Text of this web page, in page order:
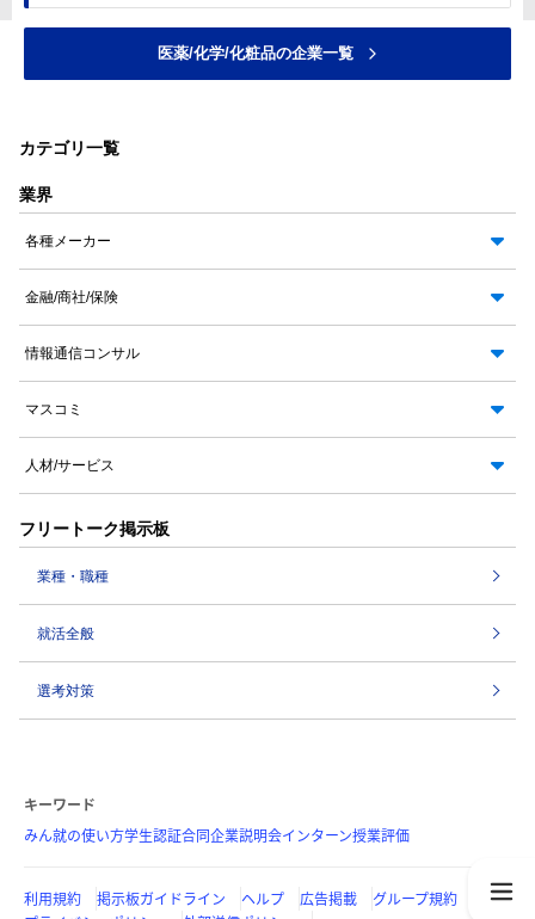
医薬/化学/化粧品の企業一覧
カテゴリ一覧
業界
各種メーカー
金融/商社/保険
情報通信コンサル
マスコミ
人材/サービス
フリートーク掲示板
業種・職種
就活全般
選考対策
キーワード
みん就の使い方学生認証合同企業説明会インターン授業評価
利用規約 掲示板ガイドライン ヘルプ 広告掲載
グループ規約